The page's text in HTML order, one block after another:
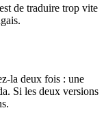
de traduire trop vite
la deux fois : une
Si les deux versions